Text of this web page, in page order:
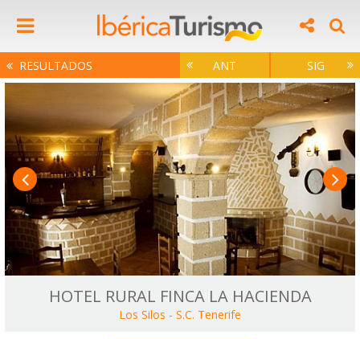
RESULTADOS ANT SIG
HOTEL RURAL FINCA LA HACIENDA
Los Silos - S.C. Tenerife